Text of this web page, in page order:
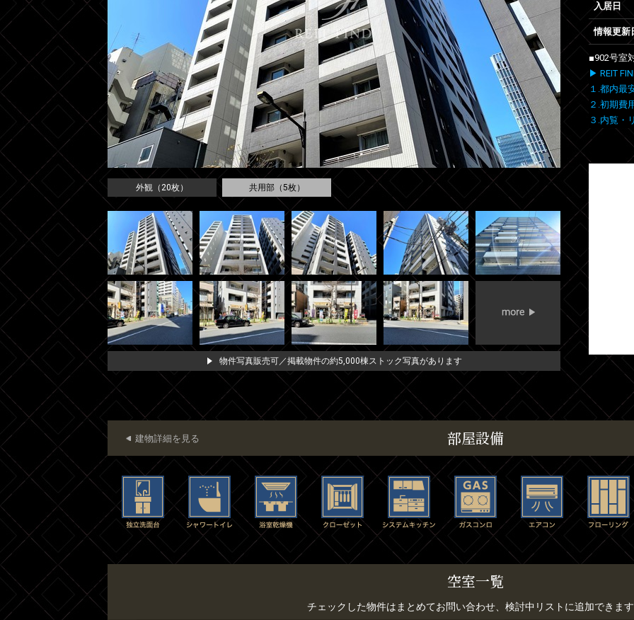
外観（20枚） 共用部（5枚）
物件写真販売可／掲載物件の約5,000棟ストック写真があります
入居日
情報更新
■902号室
▶ REIT
１.都内最
２.初期費
３.内覧・
部屋設備
建物詳細を見る
空室一覧
チェックした物件はまとめてお問い合わせ、検討中リストに追加できま